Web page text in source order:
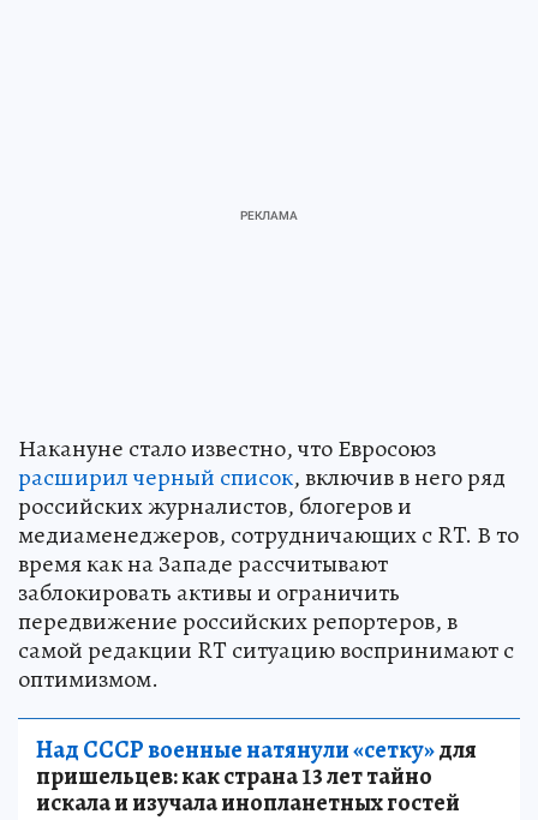
Накануне стало известно, что Евросоюз
расширил черный список, включив в него ряд
российских журналистов, блогеров и
медиаменеджеров, сотрудничающих с RT. В то
время как на Западе рассчитывают
заблокировать активы и ограничить
передвижение российских репортеров, в
самой редакции RT ситуацию воспринимают с
оптимизмом.
Над СССР военные натянули «сетку»для
пришельцев: как страна 13 лет тайно
искала и изучала инопланетных гостей